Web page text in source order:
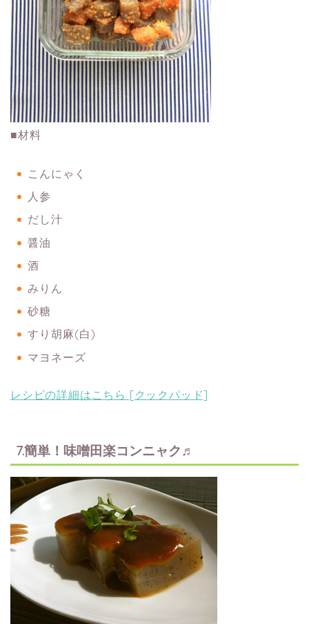
■材料
こんにゃく
人参
だし汁
醤油
酒
みりん
砂糖
すり胡麻(白)
マヨネーズ
レシピの詳細はこちら [クックパッド]
7.簡単！味噌田楽コンニャク♬